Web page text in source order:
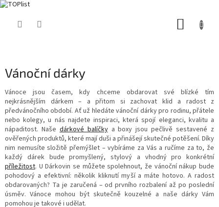
Vánoční dárky
Vánoce jsou časem, kdy chceme obdarovat své blízké tím
nejkrásnějším dárkem – a přitom si zachovat klid a radost z
předvánočního období. Ať už hledáte vánoční dárky pro rodinu, přátele
nebo kolegy, u nás najdete inspiraci, která spojí eleganci, kvalitu a
nápaditost. Naše dárkové balíčkya boxy jsou pečlivě sestavené z
ověřených produktů, které mají duši a přinášejí skutečné potěšení. Díky
nim nemusíte složitě přemýšlet – vybíráme za Vás a ručíme za to, že
každý dárek bude promyšlený, stylový a vhodný pro konkrétní
příležitost. U Dárkovin se můžete spolehnout, že vánoční nákup bude
pohodový a efektivní: několik kliknutí myší a máte hotovo. A radost
obdarovaných? Ta je zaručená – od prvního rozbalení až po poslední
úsměv. Vánoce mohou být skutečně kouzelné a naše dárky Vám
pomohou je takové i udělat.